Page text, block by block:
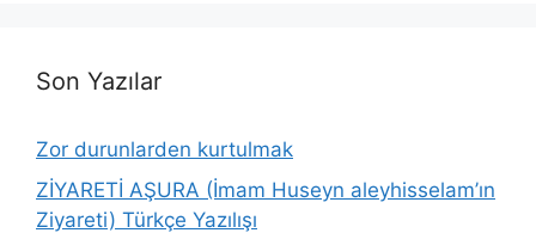
Son Yazılar
Zor durunlarden kurtulmak
ZİYARETİ AŞURA (İmam Huseyn aleyhisselam’ın
Ziyareti) Türkçe Yazılışı